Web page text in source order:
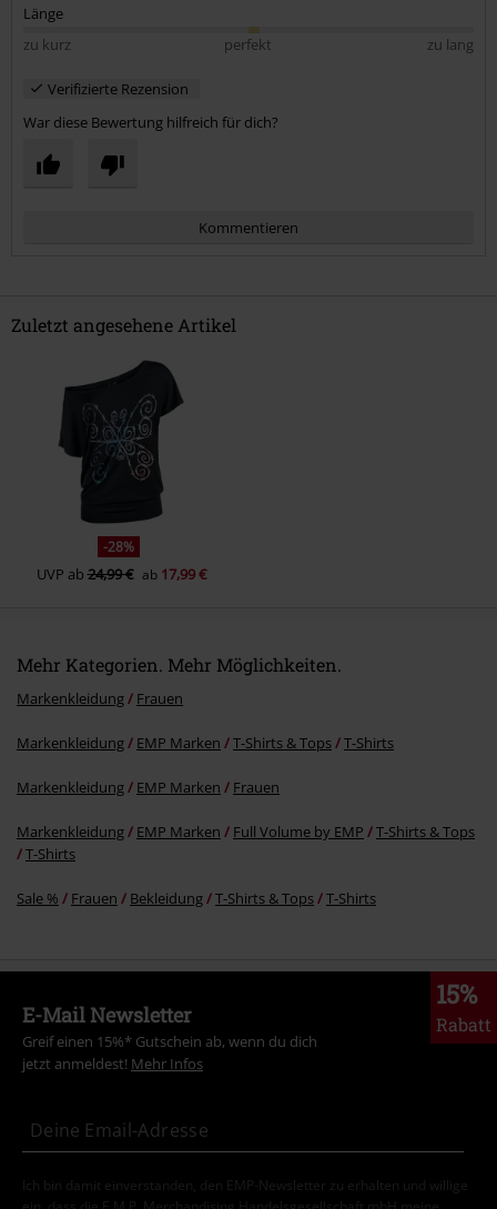
Länge
zu kurz
perfekt zu lang
Verifizierte Rezension
War diese Bewertung hilfreich für dich?
Kommentieren
Kommentar jetzt abschicken!
Zuletzt angesehene Artikel
-28%
UVP ab24,99 € ab 17,99 €
Mehr Kategorien. Mehr Möglichkeiten.
Markenkleidung Frauen
Markenkleidung EMP Marken T-Shirts & Tops T-Shirts
Markenkleidung EMP Marken Frauen
Markenkleidung EMP Marken Full Volume by EMP
T-Shirts & Tops
T-Shirts
Sale % Frauen Bekleidung T-Shirts & Tops T-Shirts
15%
Rabatt
E-Mail Newsletter
Greif einen 15%* Gutschein ab, wenn du dich
jetzt anmeldest! Mehr Infos
Ich bin damit einverstanden, den EMP-Newsletter zu erhalten und willige